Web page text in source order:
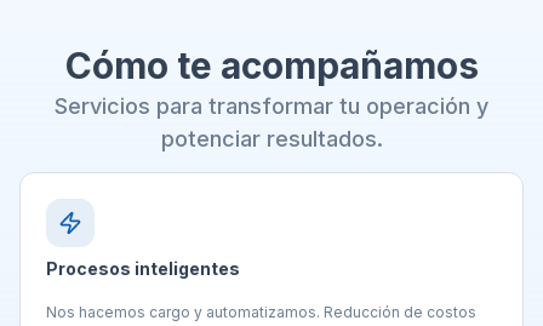
Cómo te acompañamos
Servicios para transformar tu operación y
potenciar resultados.
Procesos inteligentes
Nos hacemos cargo y automatizamos. Reducción de costos